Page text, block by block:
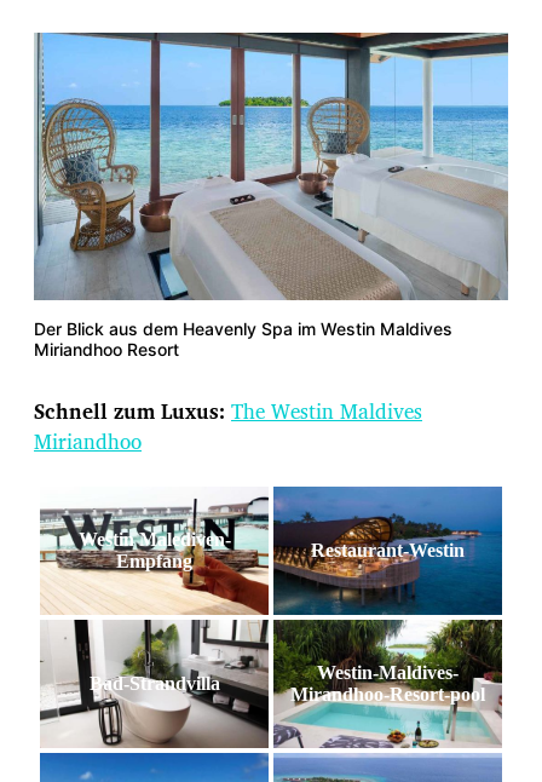
Der Blick aus dem Heavenly Spa im Westin Maldives
Miriandhoo Resort
Schnell zum Luxus: The Westin Maldives
Miriandhoo
Westin Malediven-
Empfang
Restaurant-Westin
Bad-Strandvilla
Westin-Maldives-
Mirandhoo-Resort-pool